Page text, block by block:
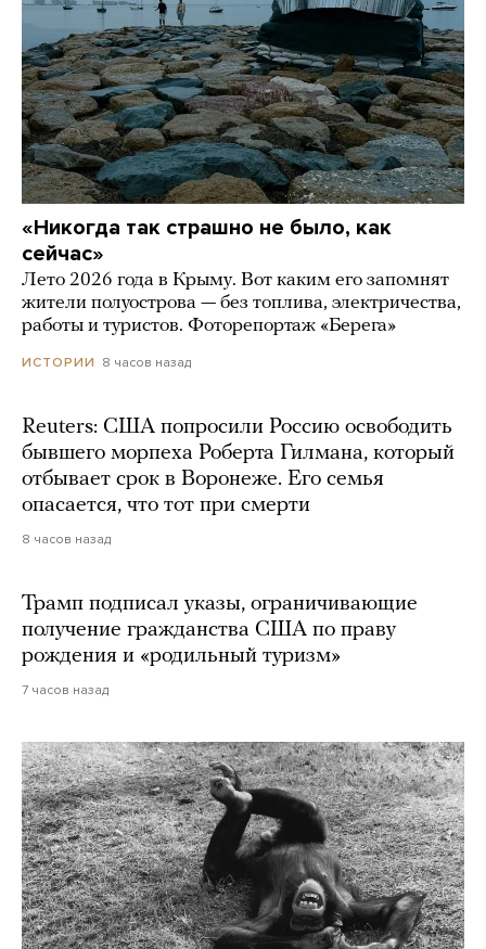
«Никогда так страшно не было, как
сейчас»
Лето 2026 года в Крыму. Вот каким его запомнят
жители полуострова — без топлива, электричества,
работы и туристов. Фоторепортаж «Берега»
ИСТОРИИ 8 часов назад
Reuters: США попросили Россию освободить
бывшего морпеха Роберта Гилмана, который
отбывает срок в Воронеже. Его семья
опасается, что тот при смерти
8 часов назад
Трамп подписал указы, ограничивающие
получение гражданства США по праву
рождения и «родильный туризм»
7 часов назад